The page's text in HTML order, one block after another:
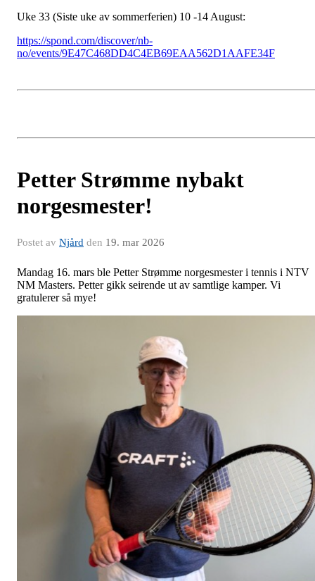
Uke 33 (Siste uke av sommerferien) 10 -14 August:
https://spond.com/discover/nb-
no/events/9E47C468DD4C4EB69EAA562D1AAFE34F
Petter Strømme nybakt
norgesmester!
Postet av Njård den 19. mar 2026
Mandag 16. mars ble Petter Strømme norgesmester i tennis i NTV
NM Masters. Petter gikk seirende ut av samtlige kamper. Vi
gratulerer så mye!